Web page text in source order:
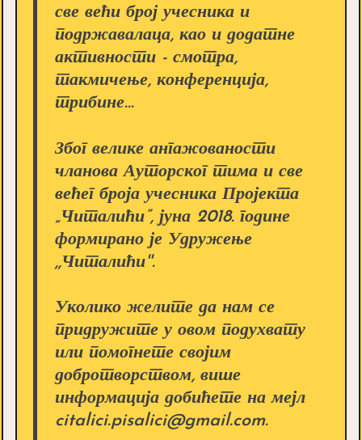
све већи број учесника и
подржавалаца, као и додатне
активности - смотра,
такмичење, конференција,
трибине...
Због велике ангажованости
чланова Ауторског тима и све
већег броја учесника Пројекта
„Читалићи”, јуна 2018. године
формирано је Удружење
,,Читалићи''.
Уколико желите да нам се
придружите у овом подухвату
или помогнете својим
добротворством, више
информација добићете на мејл
citalici.pisalici@gmail.com.